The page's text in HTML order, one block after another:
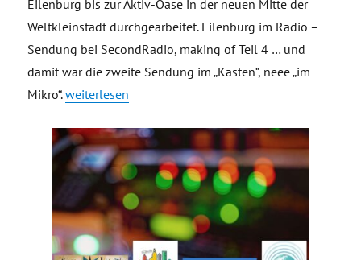
Eilenburg bis zur Aktiv-Oase in der neuen Mitte der
Weltkleinstadt durchgearbeitet. Eilenburg im Radio –
Sendung bei SecondRadio, making of Teil 4 … und
damit war die zweite Sendung im „Kasten“, neee „im
Mikro“.„Eilenburg im Radio – Sendung bei SecondRadio,
weiterlesen